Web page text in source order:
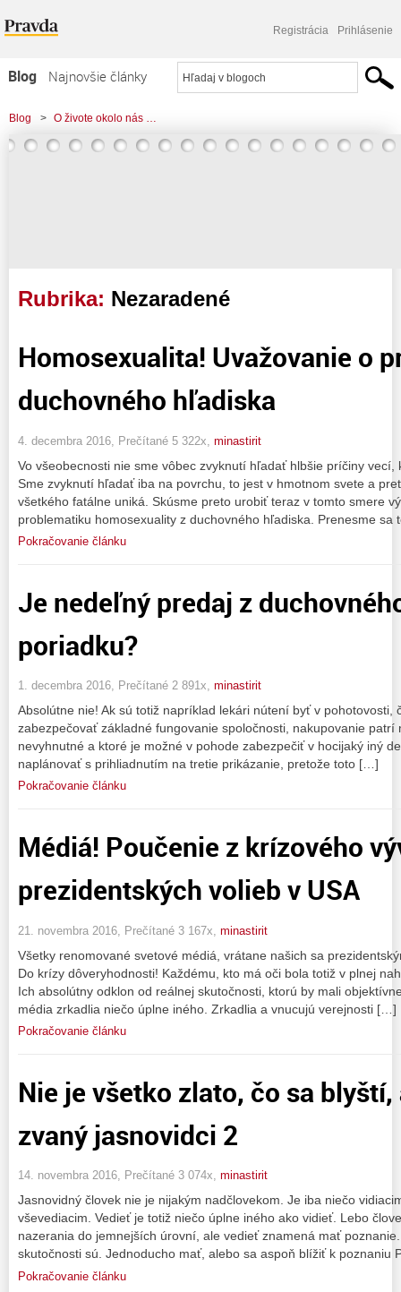
Registrácia Prihlásenie
Blog
Najnovšie články
Najčítanejšie články
Najkomentovanejšie články
Blog > O živote okolo nás …
Rubrika: Nezaradené
Homosexualita! Uvažovanie o
duchovného hľadiska
4. decembra 2016, Prečítané 5 322x, minastirit
Vo všeobecnosti nie sme vôbec zvyknutí hľadať hlbšie príčiny vecí,
Sme zvyknutí hľadať iba na povrchu, to jest v hmotnom svete a
všetkého fatálne uniká. Skúsme preto urobiť teraz v tomto smere
problematiku homosexuality z duchovného hľadiska. Prenesme
Pokračovanie článku
Je nedeľný predaj z
poriadku?
1. decembra 2016, Prečítané 2 891x, minastirit
Absolútne nie! Ak sú totiž napríklad lekári nútení byť v pohotovosti,
zabezpečovať základné fungovanie spoločnosti, nakupovanie patrí
nevyhnutné a ktoré je možné v pohode zabezpečiť v hocijaký iný
naplánovať s prihliadnutím na tretie prikázanie, pretože toto […]
Pokračovanie článku
Médiá! Poučenie z krízového
prezidentských volieb v USA
21. novembra 2016, Prečítané 3 167x, minastirit
Všetky renomované svetové médiá, vrátane našich sa
Do krízy dôveryhodnosti! Každému, kto má oči bola totiž v plnej
Ich absolútny odklon od reálnej skutočnosti, ktorú by mali
média zrkadlia niečo úplne iného. Zrkadlia a vnucujú verejnosti […]
Pokračovanie článku
Nie je všetko zlato, čo sa
zvaný jasnovidci 2
14. novembra 2016, Prečítané 3 074x, minastirit
Jasnovidný človek nie je nijakým nadčlovekom. Je iba niečo
vševediacim. Vedieť je totiž niečo úplne iného ako vidieť. Lebo
nazerania do jemnejších úrovní, ale vedieť znamená mať
skutočnosti sú. Jednoducho mať, alebo sa aspoň blížiť k poznaniu
Pokračovanie článku